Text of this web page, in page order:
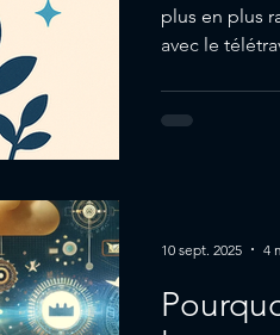
plus en plus
avec le
10 sept. 2025 4